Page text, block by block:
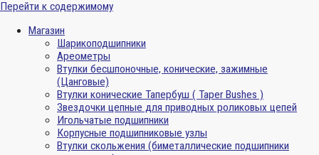
Перейти к содержимому
Магазин
Шарикоподшипники
Ареометры
Втулки бесшпоночные, конические, зажимные
(Цанговые)
Втулки конические Тапербуш ( Taper Bushes )
Звездочки цепные для приводных роликовых цепей
Игольчатые подшипники
Корпусные подшипниковые узлы
Втулки скольжения (биметаллические подшипники